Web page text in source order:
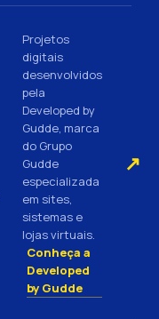
Projetos
digitais
desenvolvidos
pela
Developed by
Gudde, marca
do Grupo
Gudde
especializada
em sites,
sistemas e
lojas virtuais.
Conheça a
Developed
by Gudde
↗